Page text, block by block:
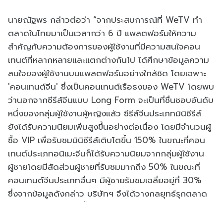
นายณัฐพร กล่าวต่อว่า “จากประสบการณ์ที่ WeTV ทำ
ตลาดในไทยมาเป็นเวลากว่า 6 ปี แพลตฟอร์มให้ความ
สำคัญกับความต้องการของผู้ใช้งานที่มีความสนใจคอน
เทนต์ที่หลากหลายและแตกต่างกันไป ได้ศึกษาข้อมูลความ
สนใจของผู้ใช้งานบนแพลตฟอร์มอย่างใกล้ชิด โดยเฉพาะ
'คอนเทนต์จีน' ซึ่งเป็นคอนเทนต์เรือธงของ WeTV โดยพบ
ว่านอกจากซีรีส์จีนแบบ Long Form จะเป็นที่ชื่นชอบอันดับ
หนึ่งของกลุ่มผู้ใช้งานผู้หญิงแล้ว ซีรีส์จีนประเภทมินิซีรีส์
ยังได้รับความนิยมเพิ่มสูงขึ้นอย่างต่อเนื่อง โดยมีจำนวนผู้
ซื้อ VIP เพื่อรับชมมินิซีรีส์เติบโตขึ้น 150% ในขณะที่คอน
เทนต์ประเภทอนิเมะจีนก็ได้รับความนิยมจากกลุ่มผู้ใช้งาน
ผู้ชายโดยมีสัดส่วนผู้ชายที่รับชมมากถึง 50% ในขณะที่
คอนเทนต์จีนประเภทอื่นๆ มีผู้ชายรับชมเฉลี่ยอยู่ที่ 30%
ซึ่งจากข้อมูลดังกล่าว บริษัทฯ จึงได้วางกลยุทธ์รุกตลาด